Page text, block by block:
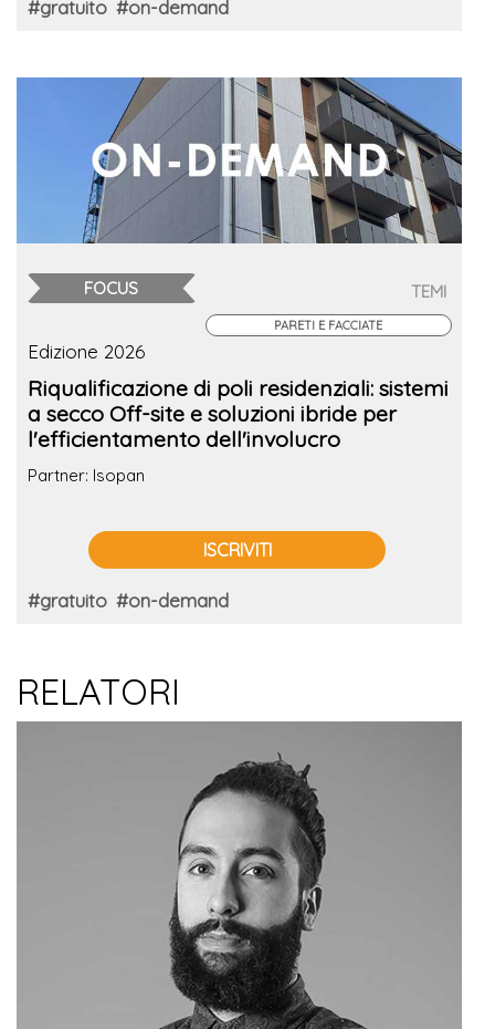
#gratuito #on-demand
FOCUS TEMI
PARETI E FACCIATE
Edizione 2026
Riqualificazione di poli residenziali: sistemi
a secco Off-site e soluzioni ibride per
l'efficientamento dell'involucro
Partner: Isopan
ISCRIVITI
#gratuito #on-demand
RELATORI